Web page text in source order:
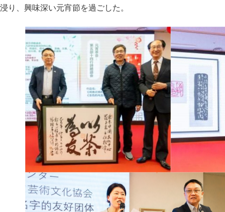
浸り、興味深い元宵節を過ごした。